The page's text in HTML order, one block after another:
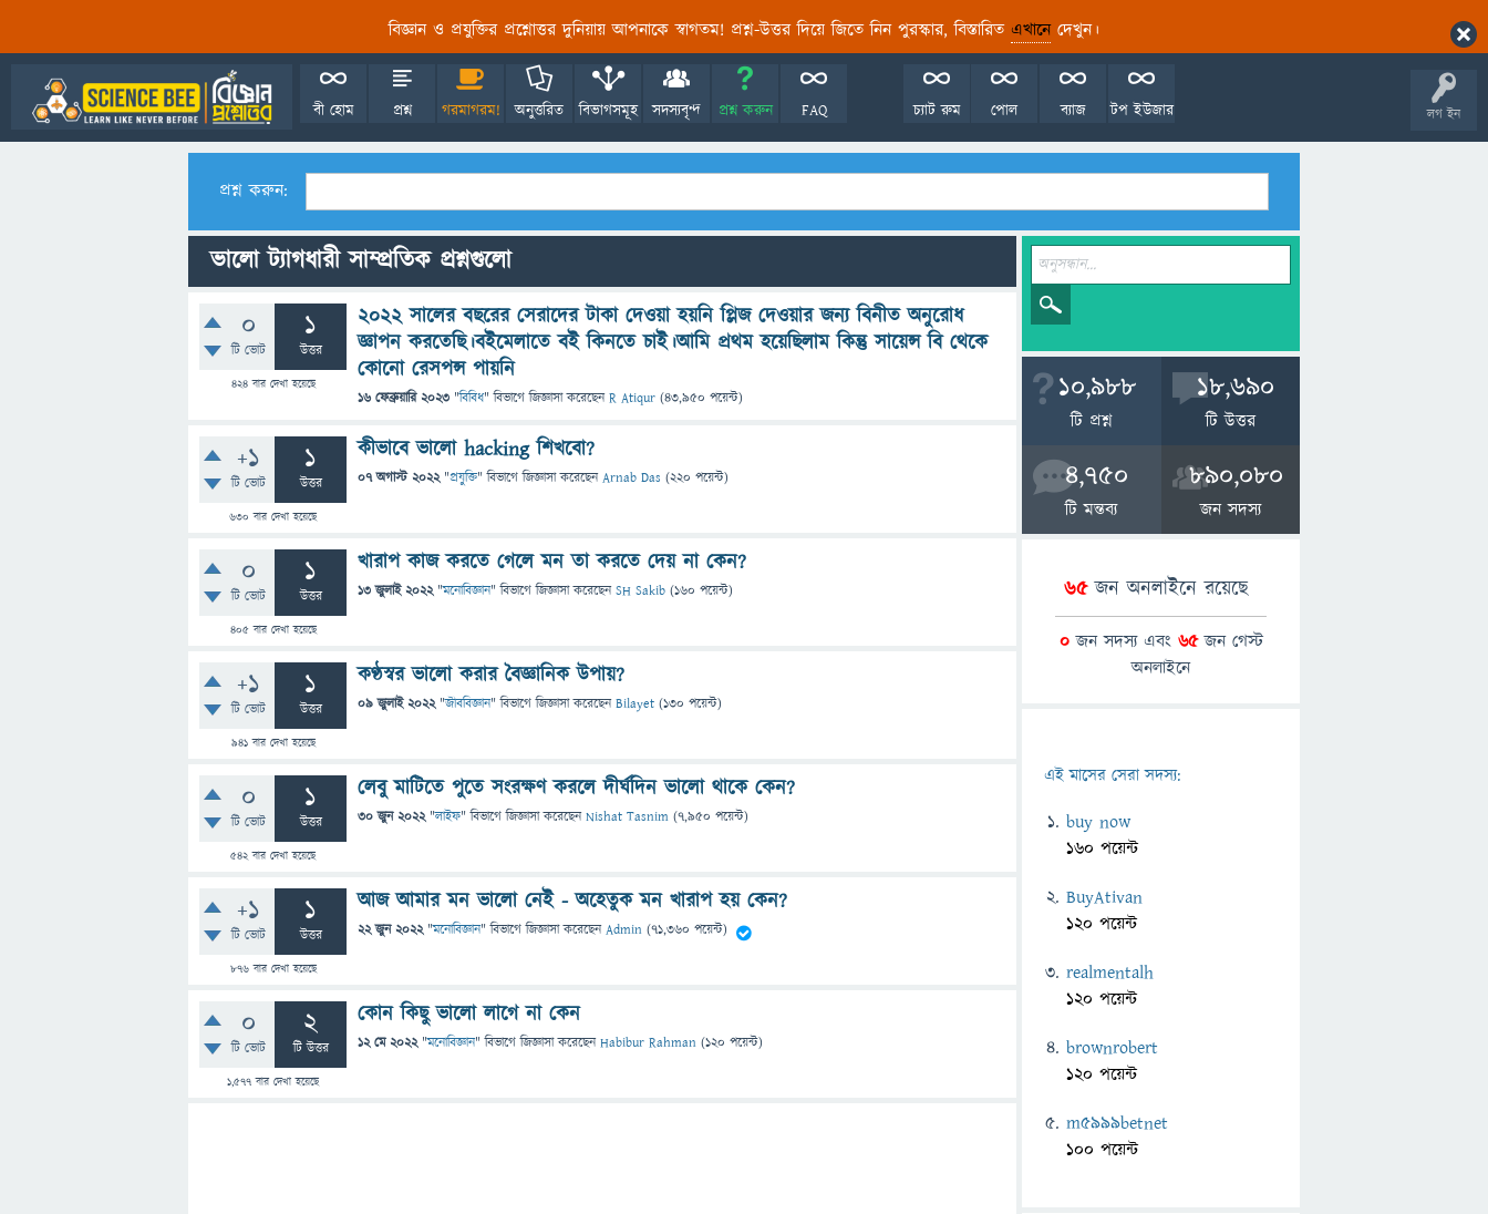
বিজ্ঞান ও প্রযুক্তির প্রশ্নোত্তর দুনিয়ায় আপনাকে স্বাগতম! প্রশ্ন-উত্তর দিয়ে জিতে নিন পুরস্কার, বিস্তারিত এখানেদেখুন।
লগ ইন
বী হোম প্রশ্ন গরমাগরম! অনুত্তরিত বিভাগসমূহ সদস্যবৃন্দ প্রশ্ন করুন FAQ টপ ইউজার
ব্যাজ
পোল
চ্যাট রুম
প্রশ্ন করুন:
ভালো ট্যাগধারী সাম্প্রতিক প্রশ্নগুলো
0
টি ভোট
1
উত্তর
424বার দেখা হয়েছে
2022 সালের বছরের সেরাদের টাকা দেওয়া হয়নি প্লিজ দেওয়ার জন্য বিনীত অনুরোধ
জ্ঞাপন করতেছি।বইমেলাতে বই কিনতে চাই।আমি প্রথম হয়েছিলাম কিন্তু সায়েন্স বি থেকে
কোনো রেসপন্স পায়নি
16 ফেব্রুয়ারি 2023 "বিবিধ" বিভাগে জিজ্ঞাসাকরেছেনR Atiqur (43,950 পয়েন্ট)
+1
টি ভোট
1
উত্তর
630 বার দেখা হয়েছে
কীভাবে ভালো hacking শিখবো?
07 অগাস্ট 2022 "প্রযুক্তি" বিভাগে জিজ্ঞাসাকরেছেনArnab Das (220 পয়েন্ট)
0
টি ভোট
1
উত্তর
405বার দেখা হয়েছে
খারাপ কাজ করতে গেলে মন তা করতে দেয় না কেন?
13 জুলাই 2022 "মনোবিজ্ঞান" বিভাগে জিজ্ঞাসাকরেছেনSH Sakib (160 পয়েন্ট)
+1
টি ভোট
1
উত্তর
941বার দেখা হয়েছে
কণ্ঠস্বর ভালো করার বৈজ্ঞানিক উপায়?
09 জুলাই 2022 "জীববিজ্ঞান" বিভাগে জিজ্ঞাসাকরেছেনBilayet (130 পয়েন্ট)
0
টি ভোট
1
উত্তর
542বার দেখা হয়েছে
লেবু মাটিতে পুতে সংরক্ষণ করলে দীর্ঘদিন ভালো থাকে কেন?
30 জুন 2022 "লাইফ" বিভাগে জিজ্ঞাসাকরেছেনNishat Tasnim (7,950 পয়েন্ট)
+1
টি ভোট
1
উত্তর
876বার দেখা হয়েছে
আজ আমার মন ভালো নেই - অহেতুক মন খারাপ হয় কেন?
22 জুন 2022 "মনোবিজ্ঞান" বিভাগে জিজ্ঞাসাকরেছেনAdmin (71,360 পয়েন্ট)
0
টি ভোট
2
টি উত্তর
1,577 বার দেখা হয়েছে
কোন কিছু ভালো লাগে না কেন
12 মে 2022 "মনোবিজ্ঞান" বিভাগে জিজ্ঞাসাকরেছেনHabibur Rahman (120 পয়েন্ট)
10,988
টি প্রশ্ন
18,690
টি উত্তর
4,750
টি মন্তব্য
890,080
জন সদস্য
65জন অনলাইনে রয়েছে
0জন সদস্য এবং 65জন গেস্ট
অনলাইনে
এই মাসের সেরা সদস্য:
buy now
160 পয়েন্ট
BuyAtivan
120 পয়েন্ট
realmentalh
120 পয়েন্ট
brownrobert
120 পয়েন্ট
m5999betnet
100 পয়েন্ট